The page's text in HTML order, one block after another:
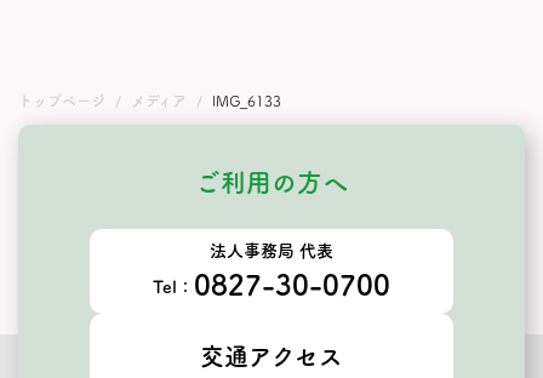
トップページ メディア IMG_6133
ご利用の方へ
法人事務局 代表
Tel： 0827-30-0700
交通アクセス